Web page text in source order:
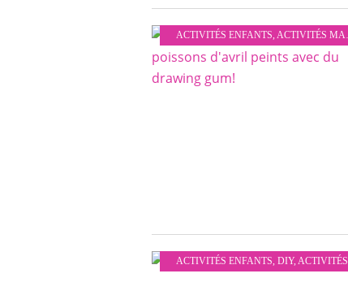
ACTIVITÉS ENFANTS ACTIVITÉS MANUELLES
ACTIVITÉS ENFANTS DIY, ACTIVITÉS MANUELLES